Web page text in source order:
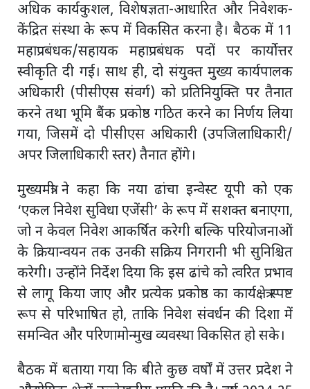
अधिक कार्यकुशल, विशेषज्ञता-आधारित और निवेशक-
केंद्रित संस्था के रूप में विकसित करना है। बैठक में 11
महाप्रबंधक/सहायक महाप्रबंधक पदों पर कार्योत्तर
स्वीकृति दी गई। साथ ही, दो संयुक्त मुख्य कार्यपालक
अधिकारी (पीसीएस संवर्ग) को प्रतिनियुक्ति पर तैनात
करने तथा भूमि बैंक प्रकोष्ठ गठित करने का निर्णय लिया
गया, जिसमें दो पीसीएस अधिकारी (उपजिलाधिकारी/
अपर जिलाधिकारी स्तर) तैनात होंगे।
मुख्यमंत्री ने कहा कि नया ढांचा इन्वेस्ट यूपी को एक
‘एकल निवेश सुविधा एजेंसी’ के रूप में सशक्त बनाएगा,
जो न केवल निवेश आकर्षित करेगी बल्कि परियोजनाओं
के क्रियान्वयन तक उनकी सक्रिय निगरानी भी सुनिश्चित
करेगी। उन्होंने निर्देश दिया कि इस ढांचे को त्वरित प्रभाव
से लागू किया जाए और प्रत्येक प्रकोष्ठ का कार्यक्षेत्र स्पष्ट
रूप से परिभाषित हो, ताकि निवेश संवर्धन की दिशा में
समन्वित और परिणामोन्मुख व्यवस्था विकसित हो सके।
बैठक में बताया गया कि बीते कुछ वर्षों में उत्तर प्रदेश ने